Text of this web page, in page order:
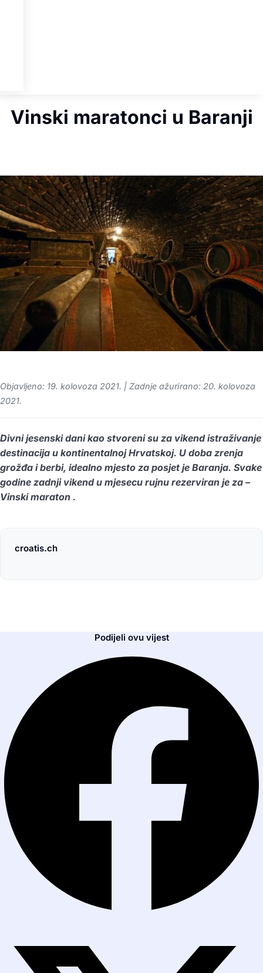
Vinski maratonci u Baranji
Objavljeno: 19. kolovoza 2021. | Zadnje ažurirano: 20. kolovoza
2021.
Divni jesenski dani kao stvoreni su za vikend istraživanje
destinacija u kontinentalnoj Hrvatskoj. U doba zrenja
grožđa i berbi, idealno mjesto za posjet je Baranja. Svake
godine zadnji vikend u mjesecu rujnu rezerviran je za –
Vinski maraton .
croatis.ch
Podijeli ovu vijest